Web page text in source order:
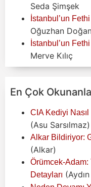
Seda Şimşek
İstanbul’un
Oğuzhan
İstanbul’un
Merve Kılıç
En Çok
CIA Kediyi
(Asu Sarsılmaz)
Alkar Bildiriyor:
(Alkar)
Örümcek-
Detayları